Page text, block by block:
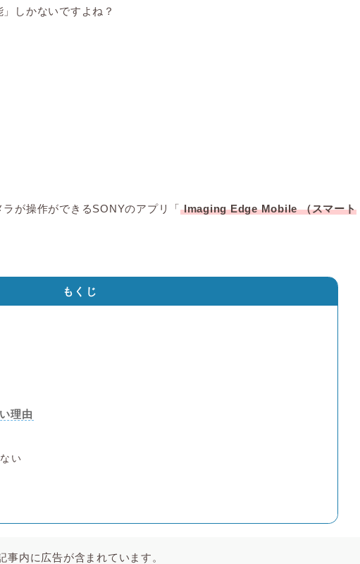
しかないですよね？
が操作ができるSONYのアプリ「Imaging Edge Mobile （スマート
もくじ
理由
い
事内に広告が含まれています。